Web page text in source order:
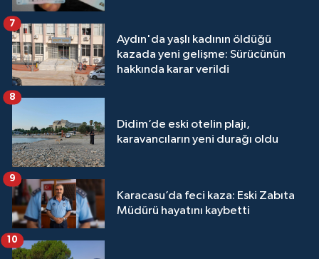
Aydın'da yaşlı kadının öldüğü
kazada yeni gelişme: Sürücünün
hakkında karar verildi
7
Didim’de eski otelin plajı,
karavancıların yeni durağı oldu
8
Karacasu’da feci kaza: Eski Zabıta
Müdürü hayatını kaybetti
9
10